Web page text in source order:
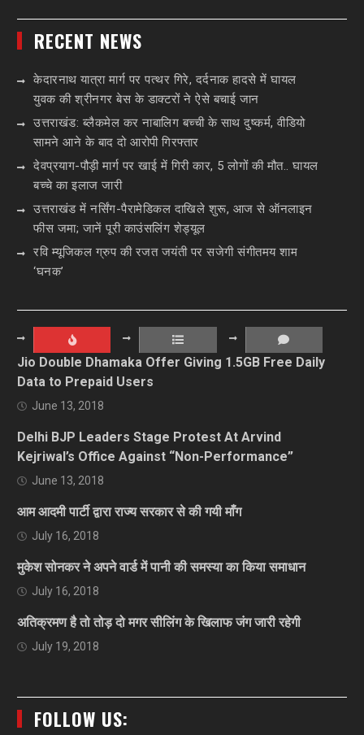
RECENT NEWS
केदारनाथ यात्रा मार्ग पर पत्थर गिरे, दर्दनाक हादसे में घायल
युवक की श्रीनगर बेस के डाक्टरों ने ऐसे बचाई जान
उत्तराखंड: ब्लैकमेल कर नाबालिग बच्ची के साथ दुष्कर्म, वीडियो
सामने आने के बाद दो आरोपी गिरफ्तार
देवप्रयाग-पौड़ी मार्ग पर खाई में गिरी कार, 5 लोगों की मौत.. घायल
बच्चे का इलाज जारी
उत्तराखंड में नर्सिंग-पैरामेडिकल दाखिले शुरू, आज से ऑनलाइन
फीस जमा; जानें पूरी काउंसलिंग शेड्यूल
रवि म्यूजिकल ग्रुप की रजत जयंती पर सजेगी संगीतमय शाम
‘घनक’
Jio Double Dhamaka Offer Giving 1.5GB Free Daily
Data to Prepaid Users
June 13, 2018
Delhi BJP Leaders Stage Protest At Arvind
Kejriwal’s Office Against “Non-Performance”
June 13, 2018
आम आदमी पार्टी द्वारा राज्य सरकार से की गयी माँग
July 16, 2018
मुकेश सोनकर ने अपने वार्ड में पानी की समस्या का किया समाधान
July 16, 2018
अतिक्रमण है तो तोड़ दो मगर सीलिंग के खिलाफ जंग जारी रहेगी
July 19, 2018
FOLLOW US: